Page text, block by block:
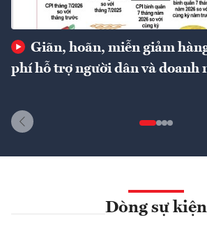
Giãn, hoãn, miễn giảm
phí hỗ trợ người dân và doanh
Dòng sự kiện